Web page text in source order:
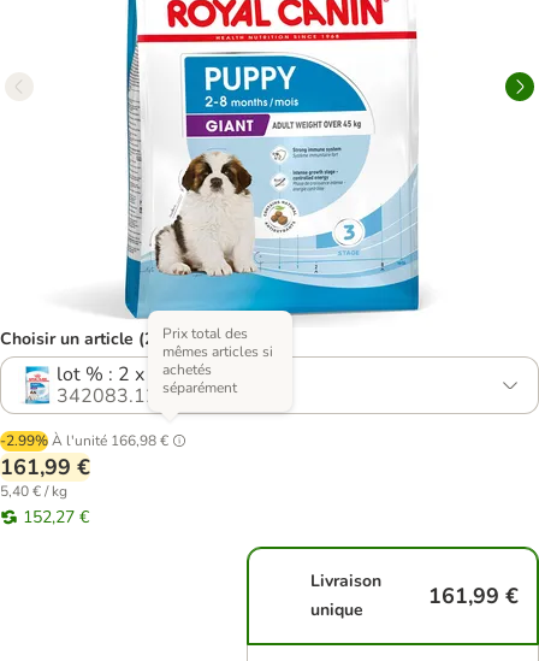
Choisir un article (2 variantes)
lot % : 2 x 15 kg
342083.12
-2.99%À l'unité 166,98 €
Prix total des
mêmes articles si
achetés
séparément
161,99 €
5,40 € / kg
152,27 €
Livraison
unique
161,99 €